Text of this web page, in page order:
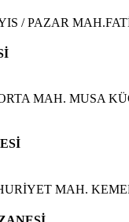
/ PAZAR
MAH. MUSA
MAH.